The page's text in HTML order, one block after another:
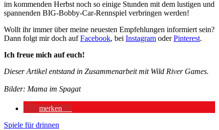
im kommenden Herbst noch so einige Stunden mit dem lustigen und
spannenden BIG-Bobby-Car-Rennspiel verbringen werden!
Wollt ihr immer über meine neuesten Empfehlungen informiert sein?
Dann folgt mir doch aufFacebook, bei Instagram oderPinterest.
Ich freue mich auf euch!
Dieser Artikel entstand in Zusammenarbeit mit Wild River Games.
Bilder: Mama im Spagat
merken
Spiele für drinnen